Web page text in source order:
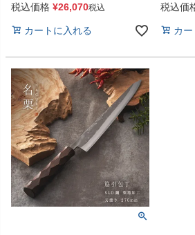
税込価格 ¥26,070税込
カートに入れる
税込価
カ